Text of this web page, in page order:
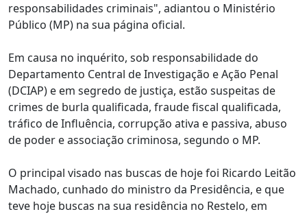
responsabilidades criminais", adiantou o Ministério
Público (MP) na sua página oficial.
Em causa no inquérito, sob responsabilidade do
Departamento Central de Investigação e Ação Penal
(DCIAP) e em segredo de justiça, estão suspeitas de
crimes de burla qualificada, fraude fiscal qualificada,
tráfico de Influência, corrupção ativa e passiva, abuso
de poder e associação criminosa, segundo o MP.
O principal visado nas buscas de hoje foi Ricardo Leitão
Machado, cunhado do ministro da Presidência, e que
teve hoje buscas na sua residência no Restelo, em